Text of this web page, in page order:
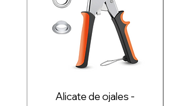
Alicate de ojales -